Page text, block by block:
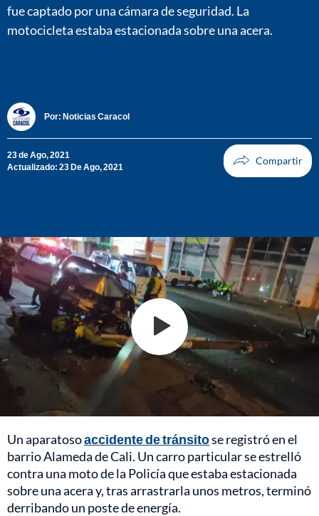
fue captado por una cámara de seguridad. La
motocicleta estaba estacionada sobre una acera.
Por: Noticias Caracol
23 de Ago, 2021
Actualizado: 23 De Ago, 2021
Un aparatosoaccidente de tránsitose registró en el
barrio Alameda de Cali. Un carro particular se estrelló
contra una moto de la Policía que estaba estacionada
sobre una acera y, tras arrastrarla unos metros, terminó
derribando un poste de energía.